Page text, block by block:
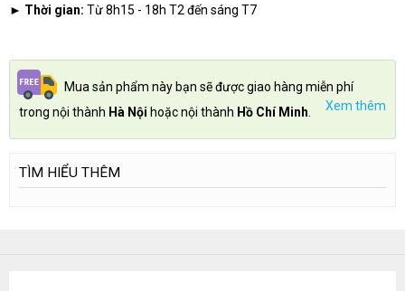
► Thời gian: Từ 8h15 - 18h T2 đến sáng T7
Mua sản phẩm này bạn sẽ được giao hàng miễn phí
trong nội thành Hà Nội hoặc nội thành Hồ Chí Minh Xem thêm
TÌM HIỂU THÊM